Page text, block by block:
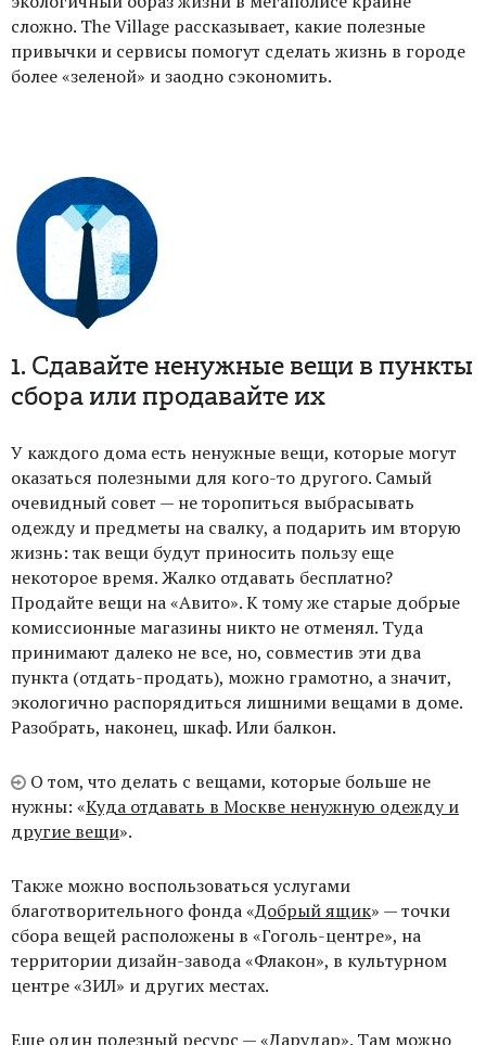
сложно. The Village рассказывает, какие полезные
привычки и сервисы помогут сделать жизнь в городе
более «зеленой» и заодно сэкономить.
1. Сдавайте ненужные вещи в пункты
сбора или продавайте их
У каждого дома есть ненужные вещи, которые могут
оказаться полезными для кого-то другого. Самый
очевидный совет — не торопиться выбрасывать
одежду и предметы на свалку, а подарить им вторую
жизнь: так вещи будут приносить пользу еще
некоторое время. Жалко отдавать бесплатно?
Продайте вещи на «Авито». К тому же старые добрые
комиссионные магазины никто не отменял. Туда
принимают далеко не все, но, совместив эти два
пункта (отдать-продать), можно грамотно, а значит,
экологично распорядиться лишними вещами в доме.
Разобрать, наконец, шкаф. Или балкон.
О том, что делать с вещами, которые больше не
нужны: «Куда отдавать в Москве ненужную одежду и
другие вещи».
Также можно воспользоваться услугами
благотворительного фонда «Добрый ящик» — точки
сбора вещей расположены в «Гоголь-центре», на
территории дизайн-завода «Флакон», в культурном
центре «ЗИЛ» и других местах.
Еще один полезный ресурс — «Дарудар». Там можно